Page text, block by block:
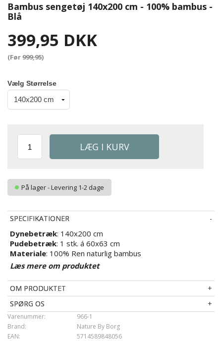
Bambus sengetøj 140x200 cm - 100% bambus -
Blå
399,95 DKK
(Før999,95)
Vælg Størrelse
På lager - Levering 1-2 dage
SPECIFIKATIONER
Dynebetræk: 140x200 cm
Pudebetræk: 1 stk. á 60x63 cm
Materiale: 100% Ren naturlig bambus
Vævning: 300TC Ekstra blødt - satinvævning
(Thread count = antal tråde pr. kvadrattomme)
Farve: Blå
Design: Ensfarvet
Brand:By Borg
Lukning: Dynebetræk med lynlås, pudebetræk med
overlap
Vask
Læs mere om produktet
OM PRODUKTET
SPØRG OS
966-1
Varenummer:
Nature By Borg
Brand:
5714589848056
EAN: